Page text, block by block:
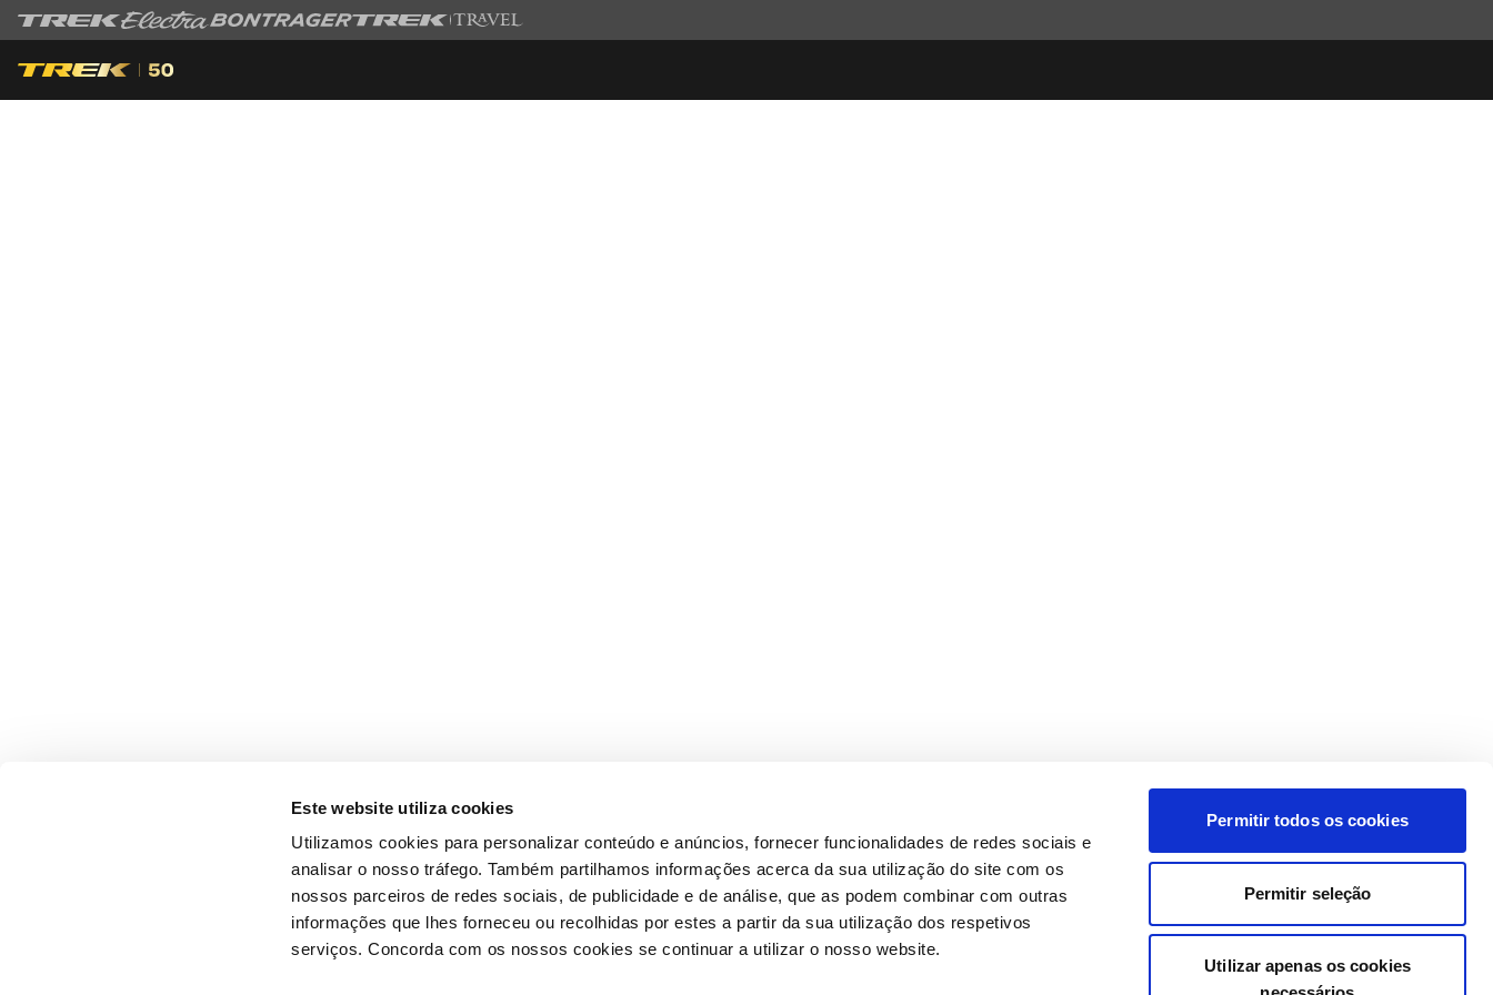
Este website utiliza cookies
Utilizamos cookies para personalizar conteúdo e anúncios, fornecer funcionalidades de redes sociais e
analisar o nosso tráfego. Também partilhamos informações acerca da sua utilização do site com os
nossos parceiros de redes sociais, de publicidade e de análise, que as podem combinar com outras
informações que lhes forneceu ou recolhidas por estes a partir da sua utilização dos respetivos
serviços. Concorda com os nossos cookies se continuar a utilizar o nosso website.
Permitir todos os cookies
Permitir seleção
Utilizar apenas os cookies